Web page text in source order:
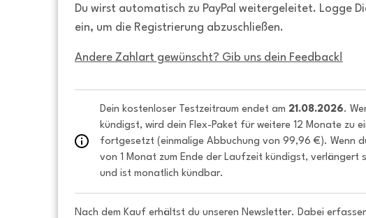
Du wirst automatisch zu PayPal weitergeleitet. Logge
ein, um die Registrierung abzuschließen.
Andere Zahlart gewünscht? Gib uns dein Feedback!
Dein kostenloser Testzeitraum endet am 21.08.2026.
kündigst, wird dein Flex-Paket für weitere 12 Monate zu
fortgesetzt (einmalige Abbuchung von 99,96 €). Wenn
von 1 Monat zum Ende der Laufzeit kündigst, verlängert
und ist monatlich kündbar.
Nach dem Kauf erhältst du unseren Newsletter. Dabei